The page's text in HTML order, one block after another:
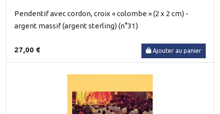
Pendentif avec cordon, croix « colombe » (2 x 2 cm) -
argent massif (argent sterling) (n°31)
27,00 € Ajouter au panier